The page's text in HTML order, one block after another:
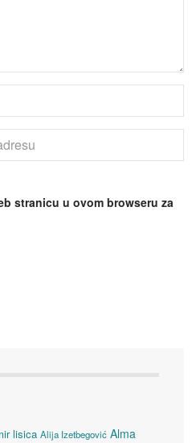
stranicu u ovom browseru za
lisica Alija Izetbegović Alma